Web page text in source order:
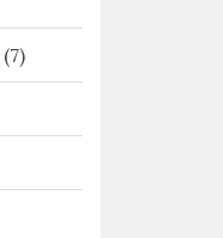
(7)